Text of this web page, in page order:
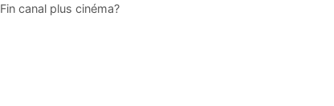
Communi
Fin canal plus cinéma?